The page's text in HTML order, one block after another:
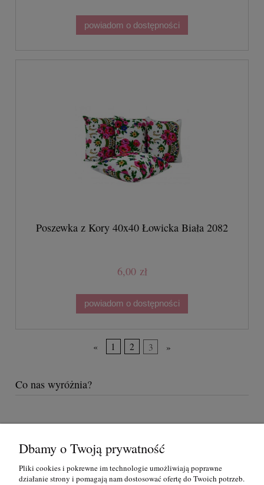
powiadom o dostępności
Poszewka z Kory 40x40 Łowicka Biała 2082
6,00 zł
powiadom o dostępności
« 1 2 3 »
Co nas wyróżnia?
Pomoc
Moje konto
Dbamy o Twoją prywatność
Pliki cookies i pokrewne im technologie umożliwiają poprawne
działanie strony i pomagają nam dostosować ofertę do Twoich potrzeb.